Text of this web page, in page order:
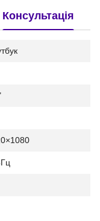
Консультація